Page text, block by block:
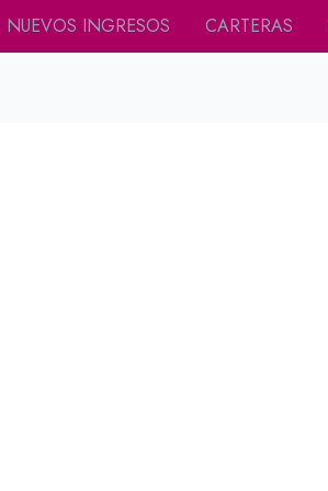
NUEVOS INGRESOS CARTERAS